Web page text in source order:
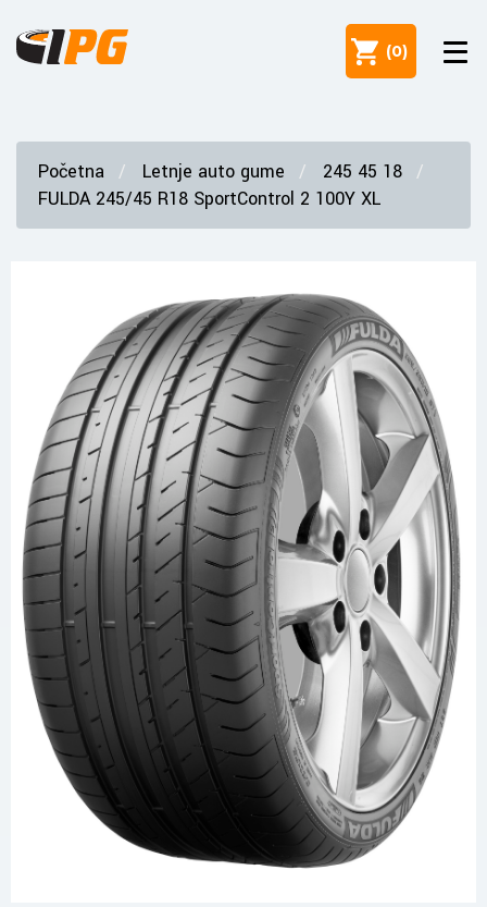
(0)
Početna Letnje auto gume
245 45 18
FULDA 245/45 R18 SportControl 2 100Y XL